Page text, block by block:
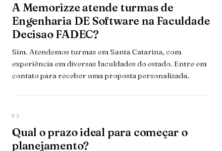
A Memorizze atende turmas de
Engenharia DE Software na Faculdade
Decisao FADEC?
Sim. Atendemos turmas em Santa Catarina, com
experiência em diversas faculdades do estado. Entre em
contato para receber uma proposta personalizada.
02
Qual o prazo ideal para começar o
planejamento?